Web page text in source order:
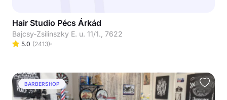
Hair Studio Pécs Árkád
Bajcsy-Zsilinszky E. u. 11/1., 7622
5.0 (2413)
BARBERSHOP